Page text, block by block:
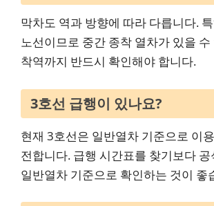
막차도 역과 방향에 따라 다릅니다.
노선이므로 중간 종착 열차가 있을 수
착역까지 반드시 확인해야 합니다.
3호선 급행이 있나요?
현재 3호선은 일반열차 기준으로 이
전합니다. 급행 시간표를 찾기보다
일반열차 기준으로 확인하는 것이 좋